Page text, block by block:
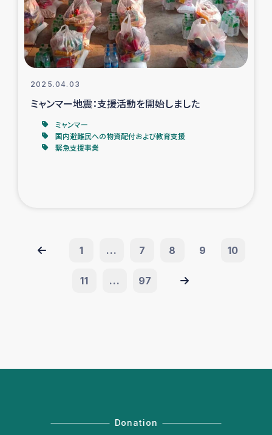
2025.04.03
ミャンマー地震：支援活動を開始しました
ミャンマー
国内避難民への物資配付および教育支援
緊急支援事業
1 ... 7 8 9 10
11 ... 97
Donation